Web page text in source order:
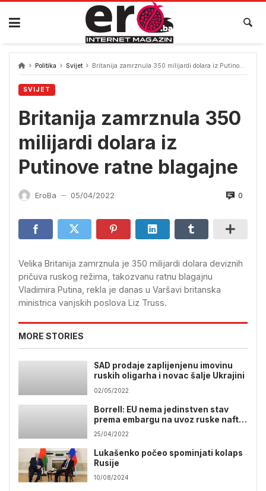
Skip
content
Politika Svijet Britanija zamrznula 350 milijardi dolara iz Putinove ratne blagajne
SVIJET
Britanija zamrznula 350
milijardi dolara iz
Putinove ratne blagajne
EroBa — 05/04/2022 0
Velika Britanija zamrznula je 350 milijardi dolara deviznih
pričuva ruskog režima, takozvanu ratnu blagajnu
Vladimira Putina, rekla je danas u Varšavi britanska
ministrica vanjskih poslova Liz Truss.
MORE STORIES
SAD prodaje zaplijenjenu imovinu
ruskih oligarha i novac šalje Ukrajini
02/05/2022
Borrell: EU nema jedinstven stav
prema embargu na uvoz ruske nafte
i gasa
25/04/2022
Lukašenko počeo spominjati kolaps
Rusije
10/08/2024